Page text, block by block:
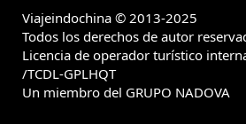
Grande Prémio do Vietnã (1) ,
Myanmar (5) ,Viagem ao
visitar a tailandia (14) ,
Viajeindochina © 2013-2025
Todos los derechos de autor
Licencia de operador turístico
/TCDL-GPLHQT
Un miembro del GRUPO NADOVA